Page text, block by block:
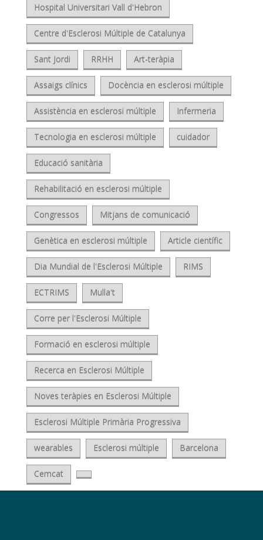
Hospital Universitari Vall d'Hebron
Centre d'Esclerosi Múltiple de Catalunya
Sant Jordi RRHH Art-teràpia
Assaigs clínics Docència en esclerosi múltiple
Assistència en esclerosi múltiple Infermeria
Tecnologia en esclerosi múltiple cuidador
Educació sanitària
Rehabilitació en esclerosi múltiple
Congressos Mitjans de comunicació
Genètica en esclerosi múltiple Article científic
Dia Mundial de l'Esclerosi Múltiple RIMS
ECTRIMS Mulla't
Corre per l'Esclerosi Múltiple
Formació en esclerosi múltiple
Recerca en Esclerosi Múltiple
Noves teràpies en Esclerosi Múltiple
Esclerosi Múltiple Primària Progressiva
wearables Esclerosi múltiple Barcelona
Cemcat